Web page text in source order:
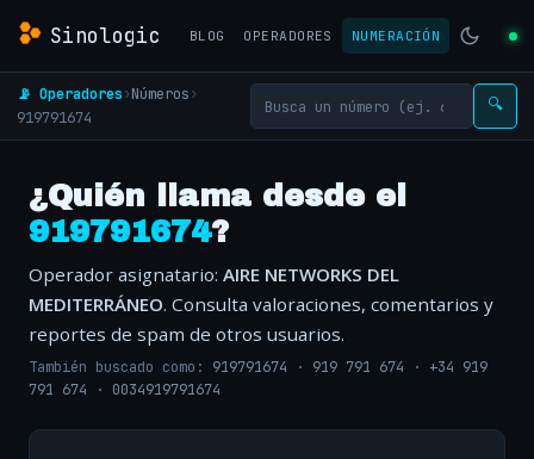
Sinologic BLOG OPERADORES NUMERACIÓN
📡 Operadores›Números›
919791674
🔍
¿Quién llama desde el
919791674?
Operador asignatario: AIRE NETWORKS DEL
MEDITERRÁNEO. Consulta valoraciones, comentarios y
reportes de spam de otros usuarios.
También buscado como: 919791674 · 919 791 674 · +34 919
791 674 · 0034919791674